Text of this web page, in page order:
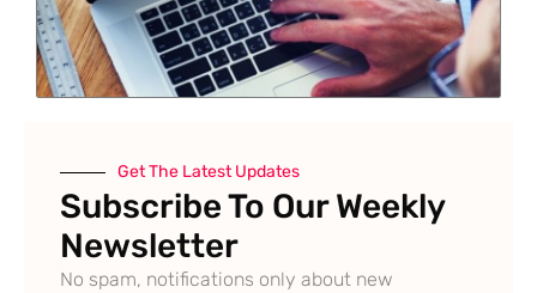
Get The Latest Updates
Subscribe To Our Weekly
Newsletter
No spam, notifications only about new